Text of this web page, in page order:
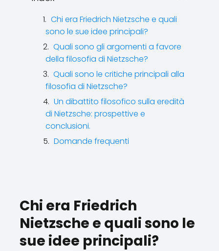
Chi era Friedrich Nietzsche e quali
sono le sue idee principali?
Quali sono gli argomenti a favore
della filosofia di Nietzsche?
Quali sono le critiche principali alla
filosofia di Nietzsche?
Un dibattito filosofico sulla eredità
di Nietzsche: prospettive e
conclusioni.
Domande frequenti
Chi era Friedrich
Nietzsche e quali sono le
sue idee principali?